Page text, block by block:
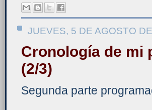
JUEVES, 5 DE AGOSTO
Cronología de mi
(2/3)
Segunda parte